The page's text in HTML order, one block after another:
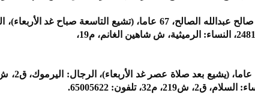
منى أمين محمد السلمان، أرملة: صالح عبدالله الصالح، 67 عاما، (تشيع التاسعة صباح